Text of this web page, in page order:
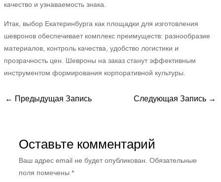
качество и узнаваемость знака.
Итак, выбор Екатеринбурга как площадки для изготовления
шевронов обеспечивает комплекс преимуществ: разнообразие
материалов, контроль качества, удобство логистики и
прозрачность цен. Шевроны на заказ станут эффективным
инструментом формирования корпоративной культуры.
← Предыдущая Запись Следующая Запись →
Оставьте комментарий
Ваш адрес email не будет опубликован. Обязательные
поля помечены *